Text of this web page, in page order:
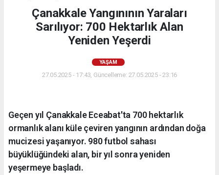
Çanakkale Yangınının Yaraları
Sarılıyor: 700 Hektarlık Alan
Yeniden Yeşerdi
YAŞAM
27.05.2025 - 17:43, Güncelleme: 27.05.2025 - 23:16
Geçen yıl Çanakkale Eceabat'ta 700 hektarlık
ormanlık alanı küle çeviren yangının ardından doğa
mucizesi yaşanıyor. 980 futbol sahası
büyüklüğündeki alan, bir yıl sonra yeniden
yeşermeye başladı.